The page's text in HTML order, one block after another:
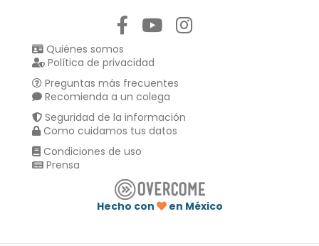
Quiénes somos
Política de privacidad
Preguntas más frecuentes
Recomienda a un colega
Seguridad de la información
Como cuidamos tus datos
Condiciones de uso
Prensa
Hecho con
en México